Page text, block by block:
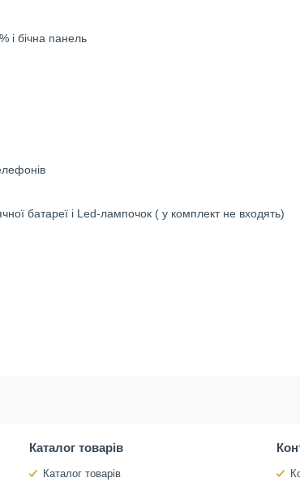
і бічна панель
батареї і Led-лампочок ( у комплект не входять)
Каталог товарів
Каталог товарів